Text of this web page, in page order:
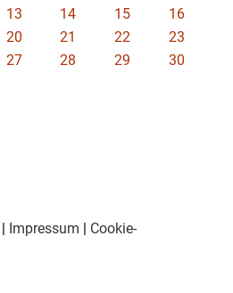
13 14 15
16
20 21 22
23
27 28 29
30
| Impressum | Cookie-